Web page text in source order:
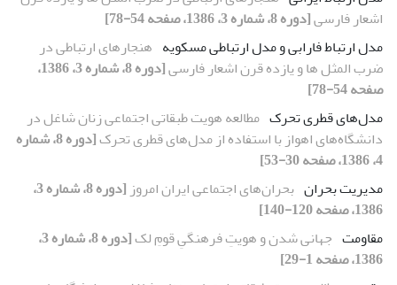
اشعار فارسی[دوره 8، شماره 3، 1386، صفحه 54-78]
مدل ارتباط فارابی و مدل ارتباطی مسکویه هنجارهای ارتباطی در
ضرب المثل ها و یازده قرن اشعار فارسی
[دوره 8، شماره 3، 1386،
صفحه 54-78]
مدل‌های قطری تحرک مطالعه هویت طبقاتی اجتماعی زنان شاغل در
دانشگاه‌های اهواز با استفاده از مدل‌های قطری تحرک
[دوره 8، شماره
4، 1386، صفحه 30-53]
مدیریت بحران بحران‌های اجتماعی ایران امروز
[دوره 8، شماره 3،
1386، صفحه 120-140]
مقاومت جهانی شدن و هویتِ فرهنگیِ قومِ لک
[دوره 8، شماره 3،
1386، صفحه 1-29]